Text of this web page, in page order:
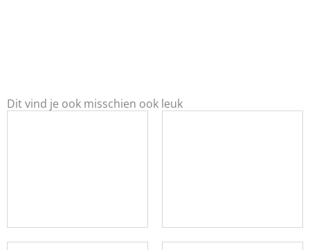
Dit vind je ook misschien ook leuk